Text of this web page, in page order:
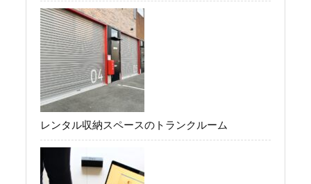
レンタル収納スペースのトランクルーム